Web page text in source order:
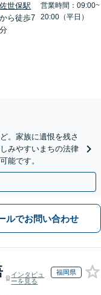
佐世保駅
から徒歩7
分
営業時間：09:00~
20:00（平日）
。家族に遺恨を残さ
みやすいまちの法律
能です。
ルでお問い合わせ
インタビュ
ーを見る
福岡県